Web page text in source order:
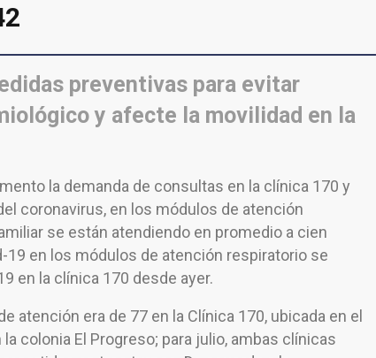
preventivas para evitar
y afecte la movilidad en la
la demanda de consultas en la clínica 170 y
coronavirus, en los módulos de atención
se están atendiendo en promedio a cien
en los módulos de atención respiratorio se
en la clínica 170 desde ayer.
atención era de 77 en la Clínica 170, ubicada en el
colonia El Progreso; para julio, ambas clínicas